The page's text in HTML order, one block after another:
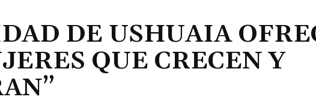
DE USHUAIA
QUE CRECEN Y